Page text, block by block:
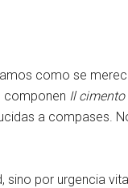
como se
componen Il cimento
a compases.
por urgencia